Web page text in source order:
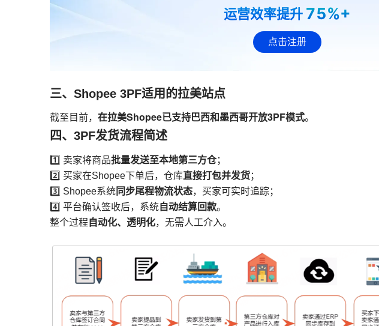
运营效率提升 75%+
点击注册
三、Shopee 3PF适用的拉美站点
截至目前， 在拉美Shopee已支持巴西和墨西哥开放3PF模式。
四、3PF发货流程简述
1️⃣ 卖家将商品批量发送至本地第三方仓；
2️⃣ 买家在Shopee下单后，仓库直接打包并发货；
3️⃣ Shopee系统同步尾程物流状态，买家可实时追踪；
4️⃣ 平台确认签收后，系统自动结算回款。
整个过程自动化、透明化，无需人工介入。